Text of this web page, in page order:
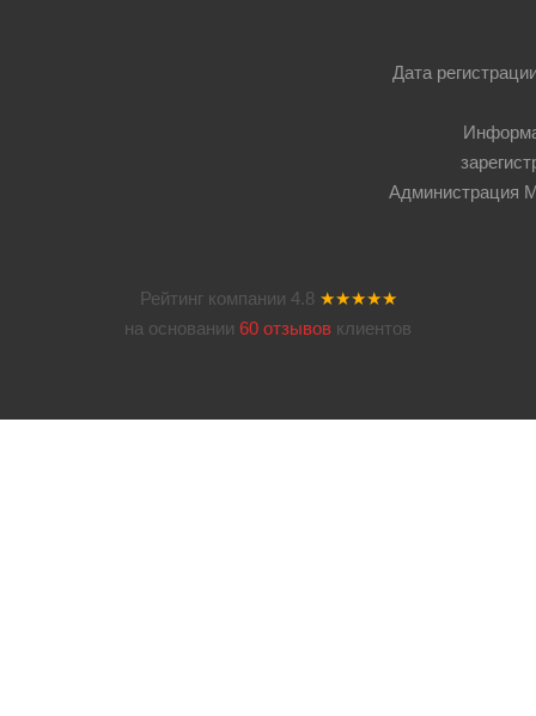
Дата
Администрация
Рейтинг компании 4.8 ★★★★★
на основании 60 отзывов клиентов